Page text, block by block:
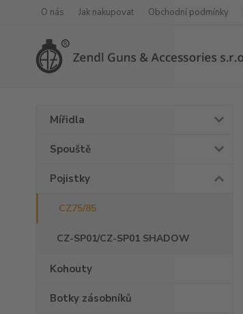
O nás Jak nakupovat Obchodní podmínky
Mířidla
Spouště
Pojistky
CZ75/85
CZ-SP01/CZ-SP01 SHADOW
Kohouty
Botky zásobníků